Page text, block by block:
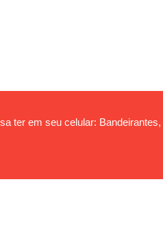
ter em seu celular: